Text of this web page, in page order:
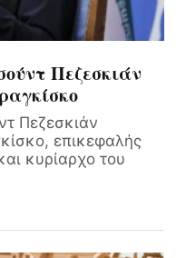
Πεζεσκιάν
Πεζεσκιάν
επικεφαλής
κυρίαρχο του